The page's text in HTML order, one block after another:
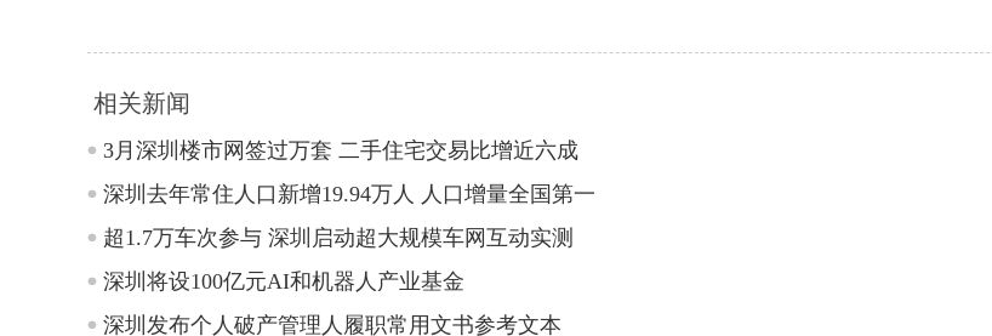
相关新闻
3月深圳楼市网签过万套 二手住宅交易比增近六成
深圳去年常住人口新增19.94万人 人口增量全国第一
超1.7万车次参与 深圳启动超大规模车网互动实测
深圳将设100亿元AI和机器人产业基金
深圳发布个人破产管理人履职常用文书参考文本